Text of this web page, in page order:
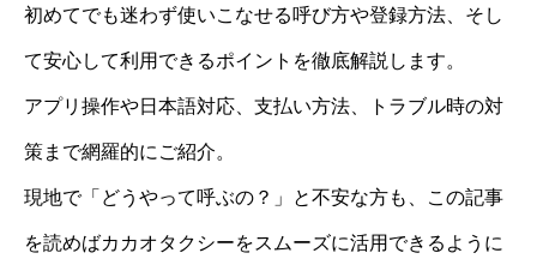
初めてでも迷わず使いこなせる呼び方や登録方法、そし
て安心して利用できるポイントを徹底解説します。
アプリ操作や日本語対応、支払い方法、トラブル時の対
策まで網羅的にご紹介。
現地で「どうやって呼ぶの？」と不安な方も、この記事
を読めばカカオタクシーをスムーズに活用できるように